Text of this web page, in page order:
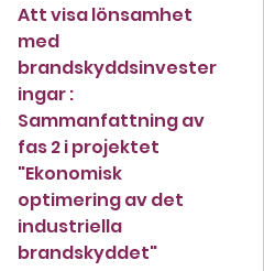
Att visa lönsamhet
med
brandskyddsinvester
ingar :
Sammanfattning av
fas 2 i projektet
"Ekonomisk
optimering av det
industriella
brandskyddet"